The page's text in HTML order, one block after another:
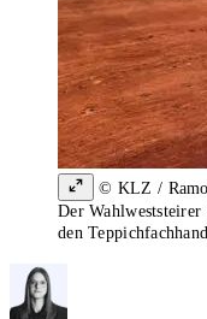
© KLZ /
Der
den